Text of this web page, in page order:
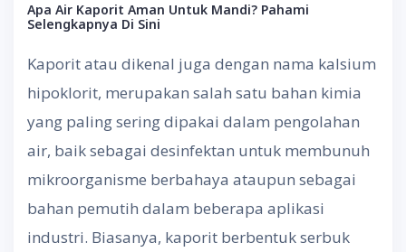
Apa Air Kaporit Aman Untuk Mandi? Pahami
Selengkapnya Di Sini
Kaporit atau dikenal juga dengan nama kalsium
hipoklorit, merupakan salah satu bahan kimia
yang paling sering dipakai dalam pengolahan
air, baik sebagai desinfektan untuk membunuh
mikroorganisme berbahaya ataupun sebagai
bahan pemutih dalam beberapa aplikasi
industri. Biasanya, kaporit berbentuk serbuk